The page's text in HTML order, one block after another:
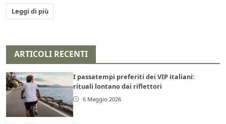
Leggi di più
ARTICOLI RECENTI
I passatempi preferiti dei VIP italiani:
rituali lontano dai riflettori
6 Maggio 2026